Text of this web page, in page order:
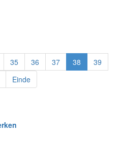
35 36 37 38
39
Einde